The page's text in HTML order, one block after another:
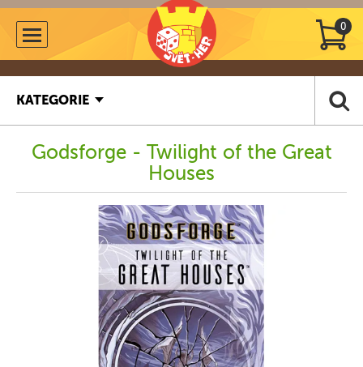
0
KATEGORIE
Godsforge - Twilight of the Great
Houses